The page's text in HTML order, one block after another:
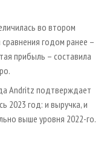
во втором
годом ранее –
прибыль – составила
Andritz подтверждает
2023 год: и выручка, и
выше уровня 2022-го.